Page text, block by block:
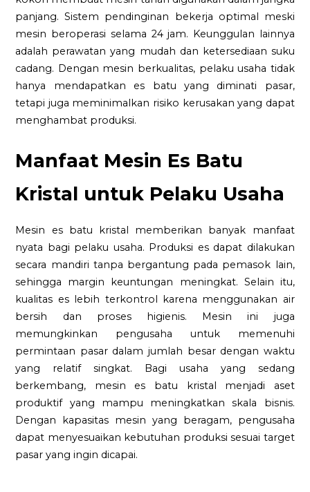
panjang. Sistem pendinginan bekerja optimal meski
mesin beroperasi selama 24 jam. Keunggulan lainnya
adalah perawatan yang mudah dan ketersediaan suku
cadang. Dengan mesin berkualitas, pelaku usaha tidak
hanya mendapatkan es batu yang diminati pasar,
tetapi juga meminimalkan risiko kerusakan yang dapat
menghambat produksi.
Manfaat Mesin Es Batu
Kristal untuk Pelaku Usaha
Mesin es batu kristal memberikan banyak manfaat
nyata bagi pelaku usaha. Produksi es dapat dilakukan
secara mandiri tanpa bergantung pada pemasok lain,
sehingga margin keuntungan meningkat. Selain itu,
kualitas es lebih terkontrol karena menggunakan air
bersih dan proses higienis. Mesin ini juga
memungkinkan pengusaha untuk memenuhi
permintaan pasar dalam jumlah besar dengan waktu
yang relatif singkat. Bagi usaha yang sedang
berkembang, mesin es batu kristal menjadi aset
produktif yang mampu meningkatkan skala bisnis.
Dengan kapasitas mesin yang beragam, pengusaha
dapat menyesuaikan kebutuhan produksi sesuai target
pasar yang ingin dicapai.